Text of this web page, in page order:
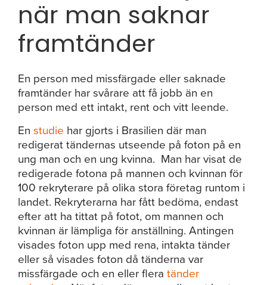
när man saknar
framtänder
En person med missfärgade eller saknade
framtänder har svårare att få jobb än en
person med ett intakt, rent och vitt leende.
En studie har gjorts i Brasilien där man
redigerat tändernas utseende på foton på en
ung man och en ung kvinna. Man har visat de
redigerade fotona på mannen och kvinnan för
100 rekryterare på olika stora företag runtom i
landet. Rekryterarna har fått bedöma, endast
efter att ha tittat på fotot, om mannen och
kvinnan är lämpliga för anställning. Antingen
visades foton upp med rena, intakta tänder
eller så visades foton då tänderna var
missfärgade och en eller flera tänder